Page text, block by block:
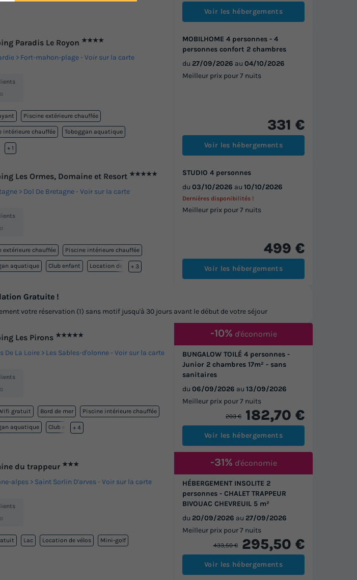
Voir les hébergements
Paradis Le Royon ★★★★
Fort-mahon-plage -Voir sur la carte
Piscine extérieure chauffée
intérieure chauffée Toboggan aquatique
+ 1
MOBILHOME 4 personnes - 4
personnes confort 2 chambres
du 27/09/2026 au 04/10/2026
Meilleur prix pour 7 nuits
331 €
Voir les hébergements
Les Ormes, Domaine et Resort ★★★★★
Dol De Bretagne -Voir sur la carte
extérieure chauffée Piscine intérieure chauffée
aquatique Club enfant Location de vélos
+ 3
STUDIO 4 personnes
du 03/10/2026 au 10/10/2026
Meilleur prix pour 7 nuits
Dernières disponibilités !
499 €
Voir les hébergements
Les Pirons ★★★★★
De La Loire Les Sables-d'olonne -Voir sur la carte
gratuit Bord de mer Piscine intérieure chauffée
aquatique Club enfant
+ 4
BUNGALOW TOILÉ 4 personnes -
Junior 2 chambres 17m² - sans
sanitaires
du 06/09/2026 au 13/09/2026
Meilleur prix pour 7 nuits
203 € 182,70 €
-10% d'économie
Voir les hébergements
du trappeur ★★★
alpes Saint Sorlin D'arves -Voir sur la carte
Lac Location de vélos Mini-golf
HÉBERGEMENT INSOLITE 2
personnes - CHALET TRAPPEUR
BIVOUAC CHEVREUIL 5 m²
du 20/09/2026 au 27/09/2026
Meilleur prix pour 7 nuits
433,50 € 295,50 €
-31% d'économie
Voir les hébergements
Gratuite !
votre réservation (1) sans motif jusqu'à 30 jours avant le début de votre séjour